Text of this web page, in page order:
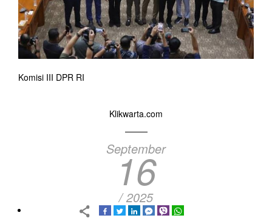
Komisi III DPR RI
Klikwarta.com
September
16
/ 2025